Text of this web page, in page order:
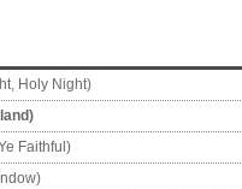
Holy Night)
Faithful)